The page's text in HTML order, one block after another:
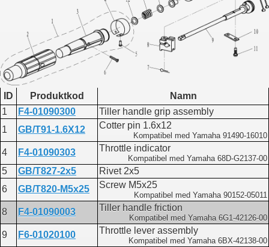
ID Produktkod
Namn
1
F4-01090300
Tiller handle grip assembly
1
GB/T91-1.6X12 Cotter pin 1.6x12
Kompatibel med Yamaha 91490-16010
4 F4-01090303 Throttle indicator
Kompatibel med Yamaha 68D-G2137-00
5 GB/T827-2x5
Rivet 2x5
6
GB/T820-M5x25 Screw M5x25
Kompatibel med Yamaha 90152-05011
8 F4-01090003 Tiller handle friction
Kompatibel med Yamaha 6G1-42126-00
9 F6-01020100 Throttle lever assembly
Kompatibel med Yamaha 6BX-42138-00